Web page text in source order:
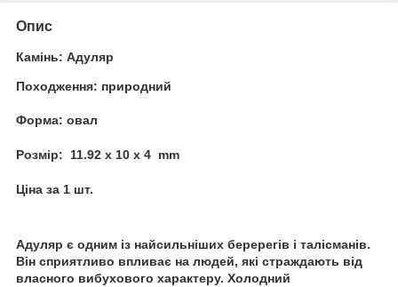
Опис
Камінь: Адуляр
Походження: природний
Форма: овал
Розмір: 11.92 х 10 х 4 mm
Ціна за 1 шт.
Адуляр є одним із найсильніших беререгів і талісманів.
Він сприятливо впливає на людей, які страждають від
власного вибухового характеру. Холодний